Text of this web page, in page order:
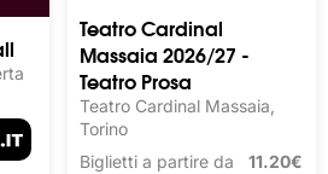
Teatro Cardinal
Massaia 2026/27 -
Teatro Prosa
Teatro Cardinal Massaia,
Torino
Biglietti a partire da 11.20€